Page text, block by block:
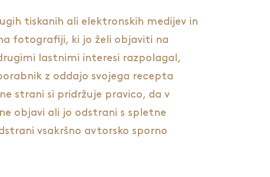
tiskanih ali elektronskih medijev in
fotografiji, ki jo želi objaviti na
lastnimi interesi razpolagal,
z oddajo svojega recepta
strani si pridržuje pravico, da v
objavi ali jo odstrani s spletne
vsakršno avtorsko sporno